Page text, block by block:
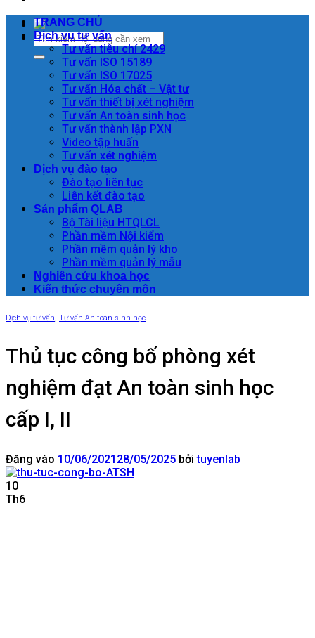
TRANG CHỦ
Dịch vụ tư vấn
Tư vấn tiêu chí 2429
Tư vấn ISO 15189
Tư vấn ISO 17025
Tư vấn Hóa chất – Vật tư
Tư vấn thiết bị xét nghiệm
Tư vấn An toàn sinh học
Tư vấn thành lập PXN
Video tập huấn
Tư vấn xét nghiệm
Dịch vụ đào tạo
Đào tạo liên tục
Liên kết đào tạo
Sản phẩm QLAB
Bộ Tài liệu HTQLCL
Phần mềm Nội kiểm
Phần mềm quản lý kho
Phần mềm quản lý mẫu
Nghiên cứu khoa học
Kiến thức chuyên môn
Dịch vụ tư vấn, Tư vấn An toàn sinh học
Thủ tục công bố phòng xét
nghiệm đạt An toàn sinh học
cấp I, II
Đăng vào 10/06/2021 28/05/2025 bởituyenlab
10
Th6